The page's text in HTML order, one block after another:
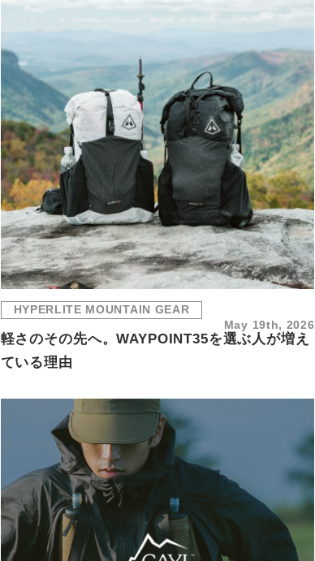
HYPERLITE MOUNTAIN GEAR
May 19th, 2026
軽さのその先へ。WAYPOINT35を選ぶ人が増え
ている理由